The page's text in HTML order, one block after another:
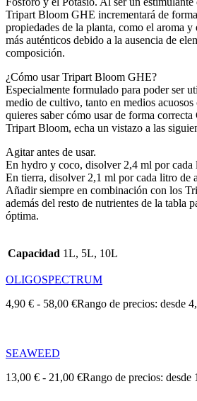
Tripart Bloom GHE incrementará de
propiedades de la planta, como el aroma y
más auténticos debido a la ausencia de
composición.
¿Cómo usar Tripart Bloom GHE?
Especialmente formulado para poder ser
medio de cultivo, tanto en medios
quieres saber cómo usar de forma
Tripart Bloom, echa un vistazo a las
Agitar antes de usar.
En hydro y coco, disolver 2,4 ml por cada
En tierra, disolver 2,1 ml por cada litro de
Añadir siempre en combinación con los
además del resto de nutrientes de la tabla
óptima.
Capacidad 1L, 5L, 10L
OLIGOSPECTRUM
4,90 € - 58,00 €Rango de precios: desde
SEAWEED
13,00 € - 21,00 €Rango de precios: desde